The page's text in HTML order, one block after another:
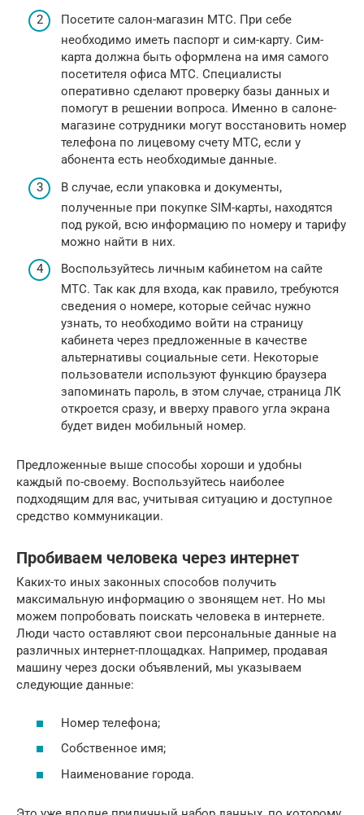
Посетите салон-магазин МТС. При себе
необходимо иметь паспорт и сим-карту. Сим-
карта должна быть оформлена на имя самого
посетителя офиса МТС. Специалисты
оперативно сделают проверку базы данных и
помогут в решении вопроса. Именно в салоне-
магазине сотрудники могут восстановить номер
телефона по лицевому счету МТС, если у
абонента есть необходимые данные.
В случае, если упаковка и документы,
полученные при покупке SIM-карты, находятся
под рукой, всю информацию по номеру и тарифу
можно найти в них.
Воспользуйтесь личным кабинетом на сайте
МТС. Так как для входа, как правило, требуются
сведения о номере, которые сейчас нужно
узнать, то необходимо войти на страницу
кабинета через предложенные в качестве
альтернативы социальные сети. Некоторые
пользователи используют функцию браузера
запоминать пароль, в этом случае, страница ЛК
откроется сразу, и вверху правого угла экрана
будет виден мобильный номер.
Предложенные выше способы хороши и удобны
каждый по-своему. Воспользуйтесь наиболее
подходящим для вас, учитывая ситуацию и доступное
средство коммуникации.
Пробиваем человека через интернет
Каких-то иных законных способов получить
максимальную информацию о звонящем нет. Но мы
можем попробовать поискать человека в интернете.
Люди часто оставляют свои персональные данные на
различных интернет-площадках. Например, продавая
машину через доски объявлений, мы указываем
следующие данные:
Номер телефона;
Собственное имя;
Наименование города.